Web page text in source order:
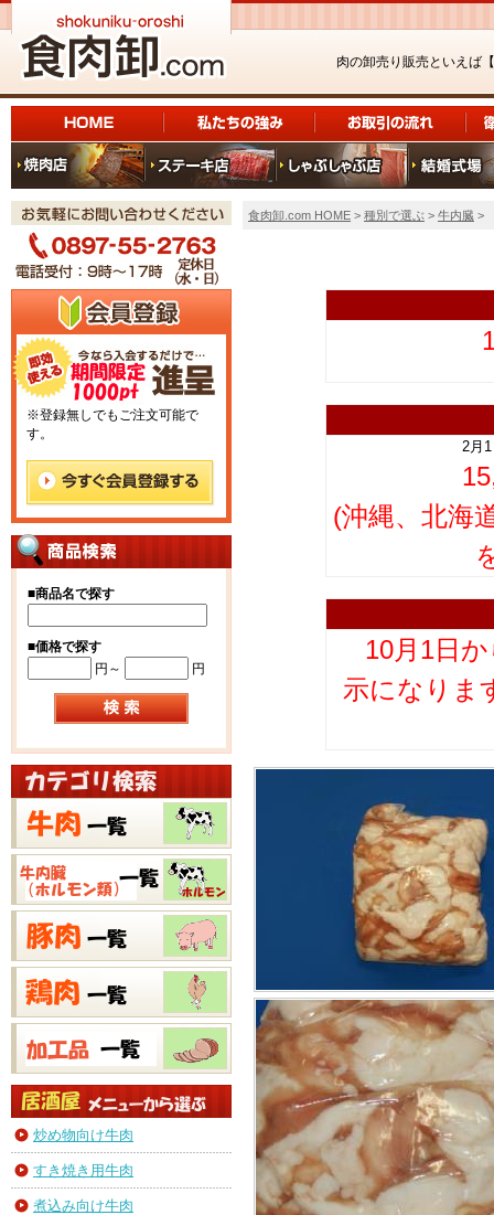
肉の卸売り販売といえば【
※登録無しでもご注文可能で
す。
■商品名で探す
■価格で探す
円～
円
炒め物向け牛肉
すき焼き用牛肉
煮込み向け牛肉
食肉卸.com HOME > 種別で選ぶ > 牛内臓 >
2月
(沖縄、北海
10月1日
示になりま